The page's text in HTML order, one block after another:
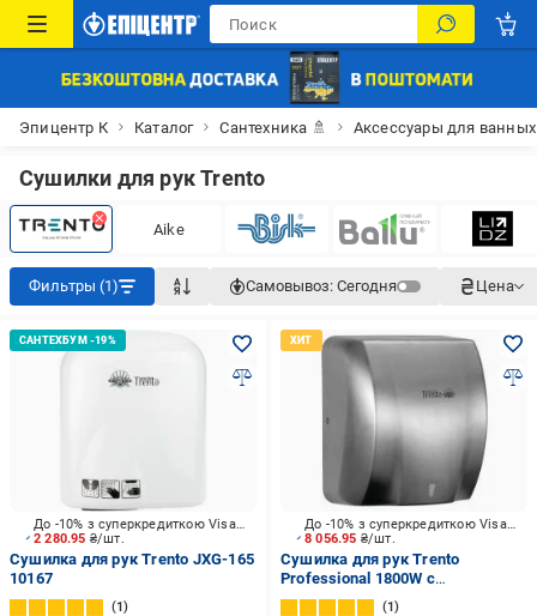
Эпицентр К Каталог Сантехника 🚿 Аксессуары для
Сушилки для рук Trento
Aike
Фильтры (1) Самовывоз: Сегодня Цена
2 280.95 ₴/шт.
До -10% з суперкредиткою Visa Вигода
Сушилка для рук Trento JXG-165
10167
1
8 056.95 ₴/шт.
До -10% з суперкредиткою Visa Вигода
Сушилка для рук Trento
Professional 1800W с
индикатором
1